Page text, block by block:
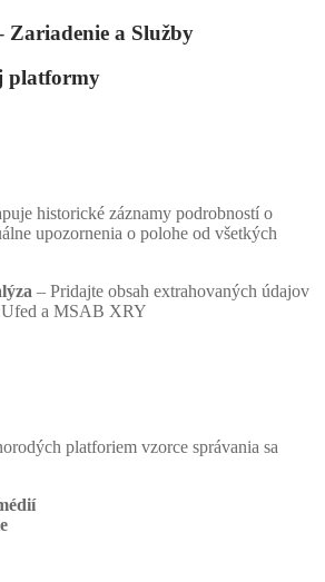
Zariadenie a Služby
platformy
historické záznamy podrobností o
upozornenia o polohe od všetkých
– Pridajte obsah extrahovaných údajov
Ufed a MSAB XRY
platforiem vzorce správania sa